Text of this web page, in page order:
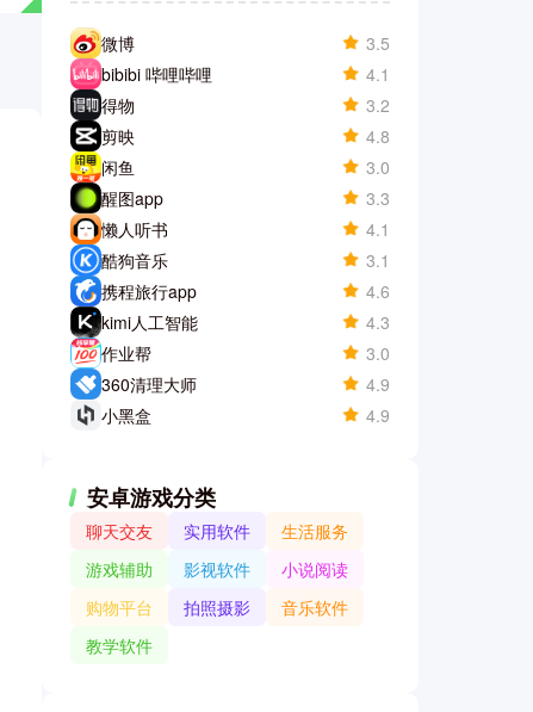
微博
3.5
bibibi 哔哩哔哩
4.1
得物
3.2
剪映
4.8
闲鱼
3.0
醒图app
3.3
懒人听书
4.1
酷狗音乐
3.1
携程旅行app
4.6
kimi人工智能
4.3
作业帮
3.0
360清理大师
4.9
小黑盒
4.9
安卓游戏分类
聊天交友 实用软件
生活服务
游戏辅助
影视软件
小说阅读
购物平台
拍照摄影
音乐软件
教学软件